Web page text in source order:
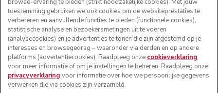
VOLG ONS
browse-ervaring te bieden (strikt noodzakelijke cookies). Met jouw
toestemming gebruiken we ook cookies om de websiteprestaties te
verbeteren en aanvullende functies te bieden (functionele cookies),
statistische analyse en bezoekersmetingen uit te voeren
(analysecookies) en je advertenties te tonen die zijn afgestemd op je
interesses en browsegedrag – waaronder via derden en op andere
platforms (advertentiecookies). Raadpleeg onze cookieverklaring
voor meer informatie of om je instellingen te beheren. Raadpleeg onze
privacyverklaring voor informatie over hoe we persoonlijke gegevens
verwerken die via cookies zijn verzameld.